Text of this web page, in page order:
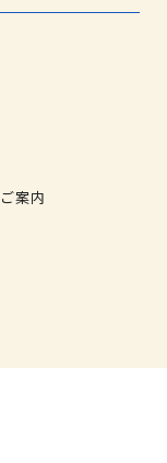
案内